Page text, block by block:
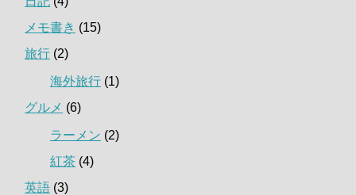
メモ書き (15)
旅行 (2)
海外旅行 (1)
グルメ (6)
ラーメン (2)
紅茶 (4)
英語 (3)